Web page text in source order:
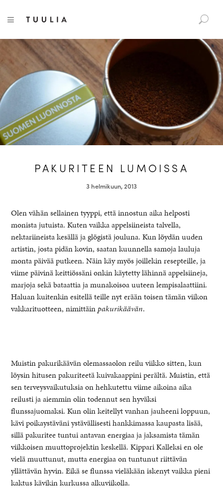
healthy living + good
a
r
:
TOGGLE NAVIGATION
PAKURITEEN LUMOISSA
3 helmikuun, 2013
Olen vähän sellainen tyyppi, että innostun aika helposti
monista jutuista. Kuten vaikka appelsiineista talvella,
nektariineista kesällä ja glögistä jouluna. Kun löydän uuden
artistin, josta pidän kovin, saatan kuunnella samoja lauluja
monta päivää putkeen. Näin käy myös joillekin resepteille, ja
viime päivinä keittiössäni onkin käytetty lähinnä appelsiineja,
marjoja sekä bataattia ja munakoisoa uuteen lempisalaattiini.
Haluan kuitenkin esitellä teille nyt erään toisen tämän viikon
vakkarituotteen, nimittäinpakurikäävän.
Muistin pakurikäävän olemassaolon reilu viikko sitten, kun
löysin hitusen pakuriteetä kuivakaappini perältä. Muistin, että
sen terveysvaikutuksia on hehkutettu viime aikoina aika
reilusti ja aiemmin olin todennut sen hyväksi
flunssajuomaksi. Kun olin keitellyt vanhan jauheeni loppuun,
kävi poikaystäväni ystävällisesti hankkimassa kaupasta lisää,
sillä pakuritee tuntui antavan energiaa ja jaksamista tämän
viikkoisen muuttoprojektin keskellä. Kippari Kalleksi en ole
vielä muuttunut, mutta energiaa on tuntunut riittävän
yllättävän hyvin. Eikä se flunssa vieläkään iskenyt vaikka pieni
kaktus kävikin kurkussa alkuviikolla.